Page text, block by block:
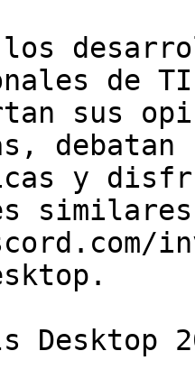
de
sus
y
Desktop